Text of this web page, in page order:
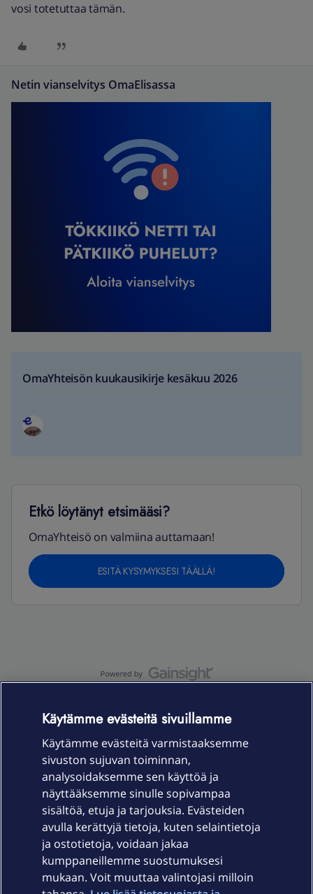
vosi totetuttaa tämän.
Netin vianselvitys OmaElisassa
OmaYhteisön kuukausikirje kesäkuu 2026
Etkö löytänyt etsimääsi?
OmaYhteisö on valmiina auttamaan!
ESITÄ KYSYMYKSESI TÄÄLLÄ!
Laitteet & liittymät
Palvelut
Käytämme evästeitä sivuillamme
Käytämme evästeitä varmistaaksemme
sivuston sujuvan toiminnan,
analysoidaksemme sen käyttöä ja
näyttääksemme sinulle sopivampaa
sisältöä, etuja ja tarjouksia. Evästeiden
avulla kerättyjä tietoja, kuten selaintietoja
ja ostotietoja, voidaan jakaa
kumppaneillemme suostumuksesi
mukaan. Voit muuttaa valintojasi milloin